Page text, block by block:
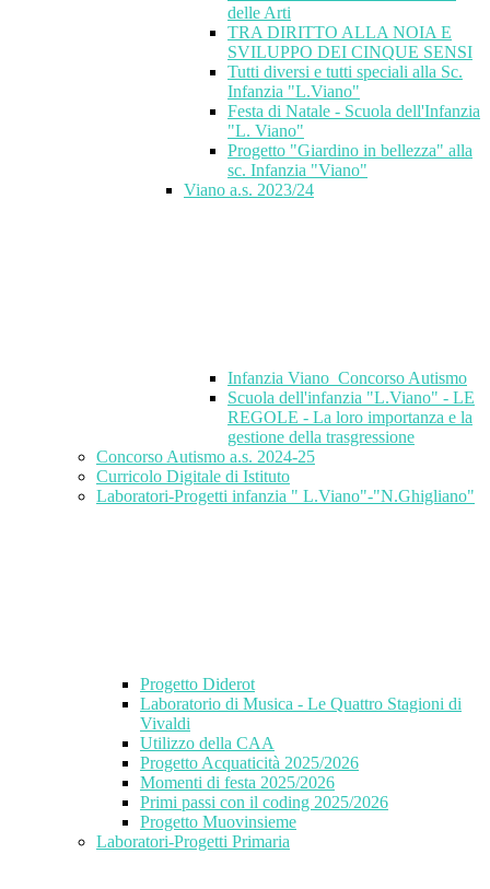
delle Arti
TRA DIRITTO ALLA NOIA E
SVILUPPO DEI CINQUE SENSI
Tutti diversi e tutti speciali alla Sc.
Infanzia "L.Viano"
Festa di Natale - Scuola dell'Infanzia
"L. Viano"
Progetto "Giardino in bellezza" alla
sc. Infanzia "Viano"
Viano a.s. 2023/24
Infanzia Viano_Concorso Autismo
Scuola dell'infanzia "L.Viano" - LE
REGOLE - La loro importanza e la
gestione della trasgressione
Concorso Autismo a.s. 2024-25
Curricolo Digitale di Istituto
Laboratori-Progetti infanzia " L.Viano"-"N.Ghigliano"
Progetto Diderot
Laboratorio di Musica - Le Quattro Stagioni di
Vivaldi
Utilizzo della CAA
Progetto Acquaticità 2025/2026
Momenti di festa 2025/2026
Primi passi con il coding 2025/2026
Progetto Muovinsieme
Laboratori-Progetti Primaria